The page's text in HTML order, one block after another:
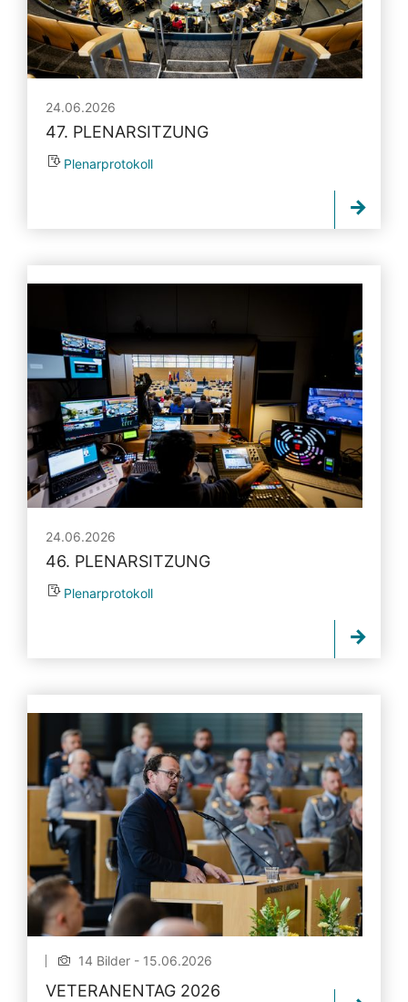
24.06.2026
47. PLENARSITZUNG
Plenarprotokoll
24.06.2026
46. PLENARSITZUNG
Plenarprotokoll
14 Bilder - 15.06.2026
VETERANENTAG 2026